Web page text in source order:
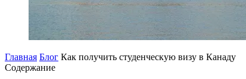
Главная Блог Как получить студенческую визу в Канаду
Содержание